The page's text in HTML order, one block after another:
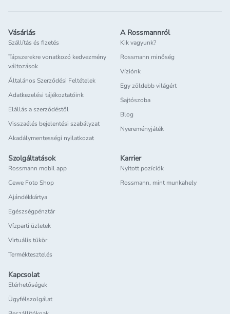
Vásárlás
Szállítás és fizetés
Tápszerekre vonatkozó kedvezmény
változások
Általános Szerződési Feltételek
Adatkezelési tájékoztatóink
Elállás a szerződéstől
Visszaélés bejelentési szabályzat
Akadálymentességi nyilatkozat
A Rossmannról
Kik vagyunk?
Rossmann minőség
Víziónk
Egy zöldebb világért
Sajtószoba
Blog
Nyereményjáték
Szolgáltatások
Rossmann mobil app
Cewe Foto Shop
Ajándékkártya
Egészségpénztár
Vízparti üzletek
Virtuális tükör
Terméktesztelés
Karrier
Nyitott pozíciók
Rossmann, mint munkahely
Kapcsolat
Elérhetőségek
Ügyfélszolgálat